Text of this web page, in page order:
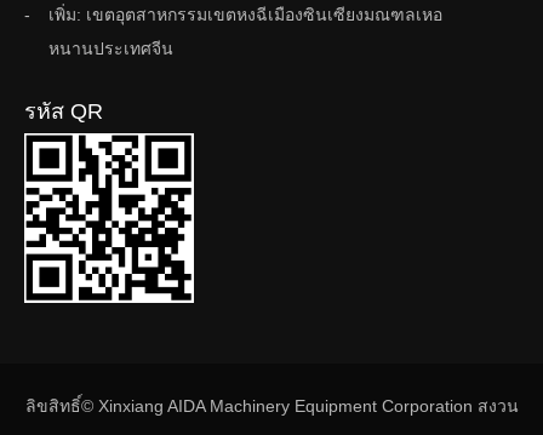
เพิ่ม: เขตอุตสาหกรรมเขตหงฉีเมืองซินเซียงมณฑลเหอ
หนานประเทศจีน
รหัส QR
ลิขสิทธิ์© Xinxiang AIDA Machinery Equipment Corporation สงวน